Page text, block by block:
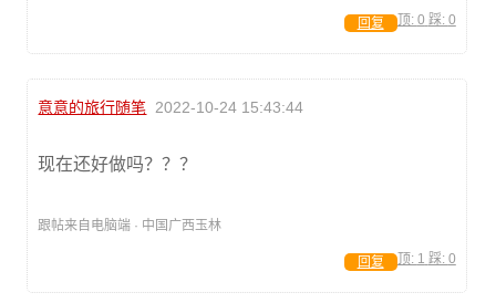
顶: 0 踩: 0
回复
意意的旅行随笔 2022-10-24 15:43:44
现在还好做吗？？？
跟帖来自电脑端 · 中国广西玉林
顶: 1 踩: 0
回复